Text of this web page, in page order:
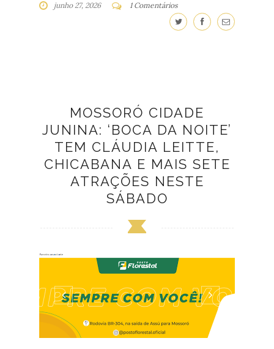
junho 27, 2026 1 Comentários
MOSSORÓ CIDADE
JUNINA: ‘BOCA DA NOITE’
TEM CLÁUDIA LEITTE,
CHICABANA E MAIS SETE
ATRAÇÕES NESTE
SÁBADO